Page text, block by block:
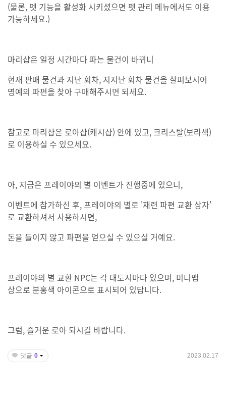
(물론, 펫 기능을 활성화 시키셨으면 펫 관리 메뉴에서도 이용
가능하세요.)
마리샵은 일정 시간마다 파는 물건이 바뀌니
현재 판매 물건과 지난 회차, 지지난 회차 물건을 살펴보시어
명예의 파편을 찾아 구매해주시면 되세요.
참고로 마리샵은 로아샵(캐시샵) 안에 있고, 크리스탈(보라색)
로 이용하실 수 있으세요.
아, 지금은 프레이야의 별 이벤트가 진행중에 있으니,
이벤트에 참가하신 후, 프레이야의 별로 '재련 파편 교환 상자'
로 교환하셔서 사용하시면,
돈을 들이지 않고 파편을 얻으실 수 있으실 거예요.
프레이야의 별 교환 NPC는 각 대도시마다 있으며, 미니맵
상으로 분홍색 아이콘으로 표시되어 있답니다.
그럼, 즐거운 로아 되시길 바랍니다.
2023.02.17
댓글 0